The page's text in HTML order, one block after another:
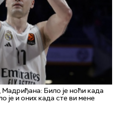
Било је ноћи када
је и оних када сте ви мене